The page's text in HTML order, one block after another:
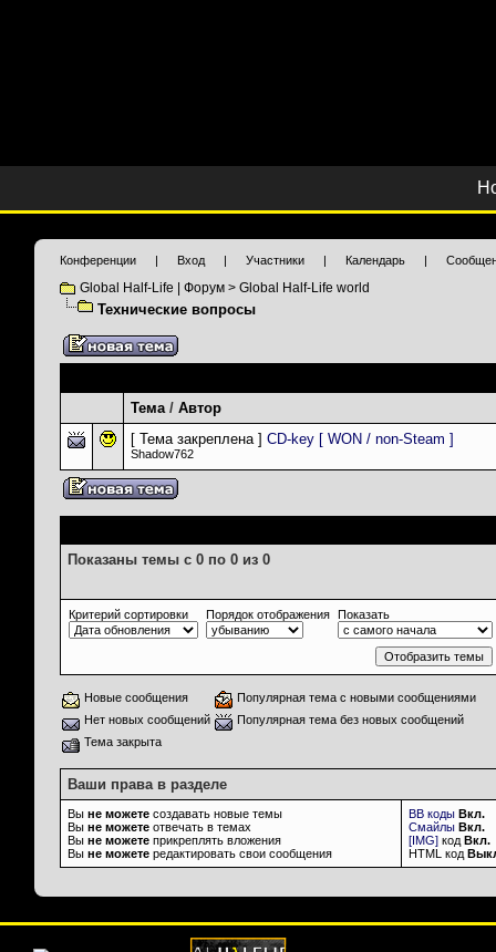
Конференции | Вход | Участники | Календарь |
Global Half-Life | Форум > Global Half-Life world
Технические вопросы
Тема/ Автор
[ Тема закреплена ] CD-key [ WON / non-Steam ]
Shadow762
Показаны темы с 0 по 0 из 0
Критерий сортировки Порядок отображения Показать
Новые сообщения
Популярная тема с новыми сообщениями
Нет новых сообщений
Популярная тема без новых сообщений
Тема закрыта
Ваши права в разделе
Вы не можете создавать новые темы
Вы не можете отвечать в темах
Вы не можете прикреплять вложения
Вы не можете редактировать свои сообщения
BB коды Вкл.
Смайлы Вкл.
[IMG] код Вкл.
HTML код